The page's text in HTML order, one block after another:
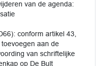
van de agenda:
conform artikel 43,
aan de
van schriftelijke
op De Bult